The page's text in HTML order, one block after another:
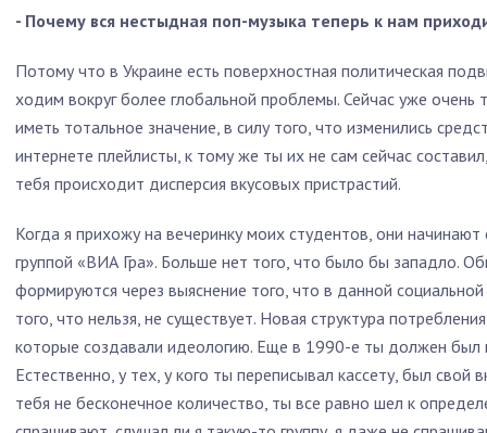
- Почему вся нестыдная поп-музыка теперь к нам
Потому что в Украине есть поверхностная политическая
ходим вокруг более глобальной проблемы. Сейчас уже очень
иметь тотальное значение, в силу того, что изменились
интернете плейлисты, к тому же ты их не сам сейчас
тебя происходит дисперсия вкусовых пристрастий.
Когда я прихожу на вечеринку моих студентов, они
группой «ВИА Гра». Больше нет того, что было бы западло.
формируются через выяснение того, что в данной социальной
того, что нельзя, не существует. Новая структура
которые создавали идеологию. Еще в 1990-е ты должен был
Естественно, у тех, у кого ты переписывал кассету, был свой
тебя не бесконечное количество, ты все равно шел к